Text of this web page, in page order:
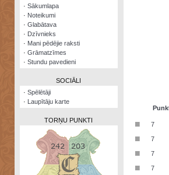
Visatcera
almanahs
Arhīvs
· Sākumlapa
· Noteikumi
· Glabātava
· Dzīvnieks
· Mani pēdējie raksti
· Grāmatzīmes
· Stundu pavedieni
SOCIĀLI
· Spēlētāji
· Laupītāju karte
TORŅU PUNKTI ■ 7
■ 7
■ 7
■ 7